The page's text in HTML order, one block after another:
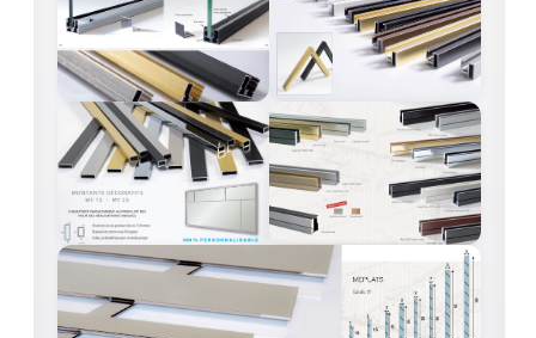
DOUBLE VITRAGE
ACCESSOIRES & QUINCAILLERIE
CATALOGUE DE PROFILS ET FIXATION DU
VERRE
LES FIXATIONS POUR MIROIR
LES PROFILS PAROI DE VERRE
VITRINE EN VERRE